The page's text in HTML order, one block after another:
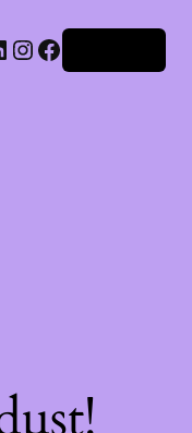
Instagram
Facebook